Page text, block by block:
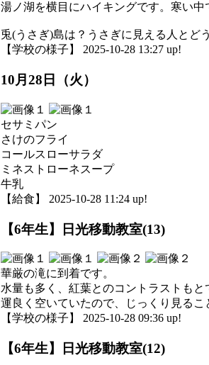
湯ノ湖を横目にハイキングです。寒い中
兎(うさぎ)島は？うさぎに見える人とど
【学校の様子】 2025-10-28 13:27 up!
10月28日（火）
セサミパン
さけのフライ
コールスローサラダ
ミネストローネスープ
牛乳
【給食】 2025-10-28 11:24 up!
【6年生】日光移動教室(13)
華厳の滝に到着です。
水量も多く、紅葉とのコントラストもと
運良く空いていたので、じっくり見るこ
【学校の様子】 2025-10-28 09:36 up!
【6年生】日光移動教室(12)